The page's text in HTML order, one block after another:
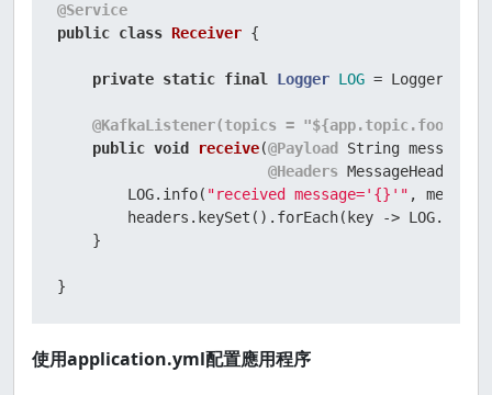
@Service
public class Receiver {
private static final Logger LOG =
@KafkaListener(topics = "${app.topic.foo}")
public void receive(@Payload
String message,
@Headers MessageHeaders
        LOG.info(
"received message='{}'" ,
        headers.keySet().forEach(key -> LOG.info(
    }
}
使用application.yml配置應用程序